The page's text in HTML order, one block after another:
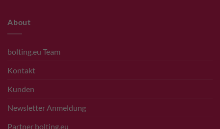
About
bolting.eu Team
Kontakt
Kunden
Newsletter Anmeldung
Partner bolting.eu